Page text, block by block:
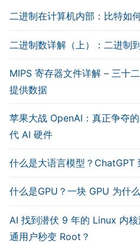
二进制在计算机内部：比特如
二进制数详解（上）：二进制
MIPS 寄存器文件详解 – 三十
提供数据
苹果大战 OpenAI：真正争夺
代 AI 硬件
什么是大语言模型？ChatGPT
什么是GPU？一块 GPU 为什
AI 找到潜伏 9 年的 Linux 内
通用户秒变 Root？